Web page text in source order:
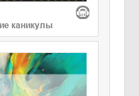
каникулы